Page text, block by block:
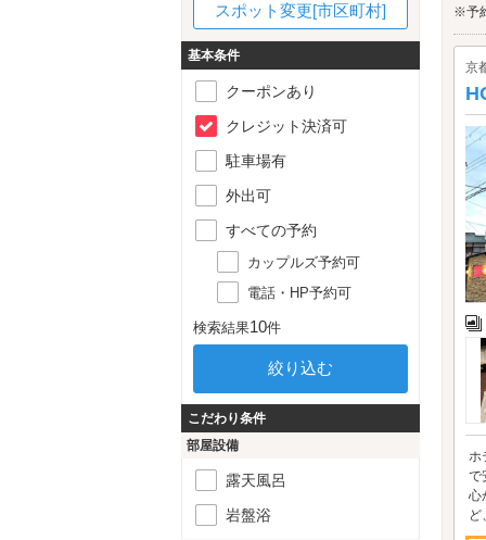
※予
京
ホ
で
心
ど
スポット変更[市区町村]
基本条件
クーポンあり
クレジット決済可
駐車場有
外出可
すべての予約
カップルズ予約可
電話・HP予約可
検索結果10件
こだわり条件
部屋設備
露天風呂
岩盤浴